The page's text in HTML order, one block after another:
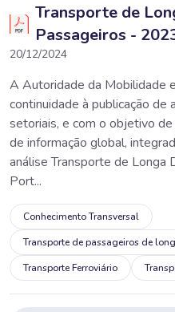
Transporte de
Passageiros -
20/12/2024
A Autoridade da Mobilidade
continuidade à publicação
setoriais, e com o objetivo
de informação global,
análise Transporte de Longa
Port...
Conhecimento Transversal
Transporte de passageiros de
Transporte Ferroviário